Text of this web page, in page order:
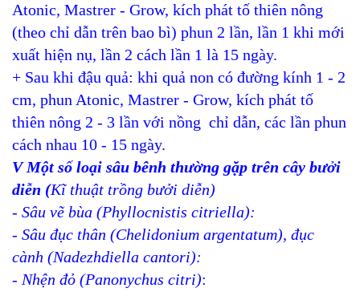
Atonic, Mastrer - Grow, kích phát tố thiên nông
(theo chỉ dẫn trên bao bì) phun 2 lần, lần 1 khi mới
xuất hiện nụ, lần 2 cách lần 1 là 15 ngày.
+ Sau khi đậu quả: khi quả non có đường kính 1 - 2
cm, phun Atonic, Mastrer - Grow, kích phát tố
thiên nông 2 - 3 lần với nồng chỉ dẫn, các lần phun
cách nhau 10 - 15 ngày.
V Một số loại sâu bênh thường gặp trên cây bưởi
diễn (Kĩ thuật trồng bưởi diễn)
- Sâu vẽ bùa (Phyllocnistis citriella):
- Sâu đục thân (Chelidonium argentatum), đục
cành (Nadezhdiella cantori):
- Nhện đỏ (Panonychus citri):